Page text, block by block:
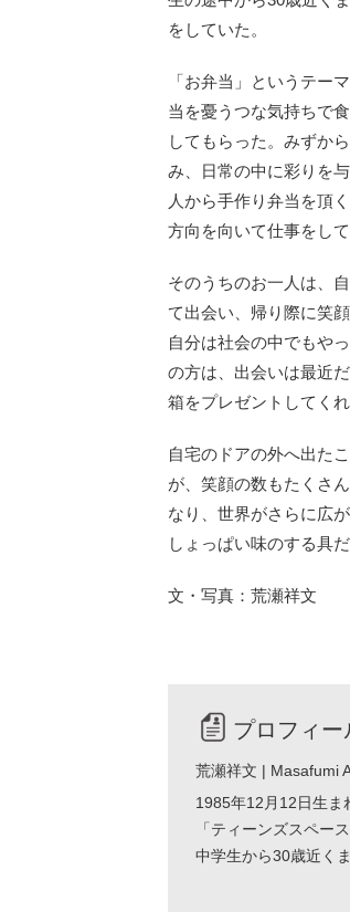
をしていた。
「お弁当」というテー
当を憂うつな気持ちで
してもらった。みずか
み、日常の中に彩りを
人から手作り弁当を頂
方向を向いて仕事をして
そのうちのお一人は、
て出会い、帰り際に笑
自分は社会の中でもや
の方は、出会いは最近
箱をプレゼントしてく
自宅のドアの外へ出た
が、笑顔の数もたくさ
なり、世界がさらに広
しょっぱい味のする具
文・写真：荒瀬祥文
プロフィー
荒瀬祥文 | Masafumi
1985年12月12日生ま
「ティーンズスペー
中学生から30歳近く